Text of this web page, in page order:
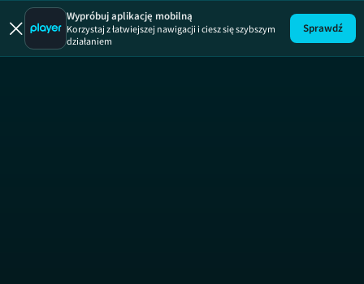
Wypróbuj aplikację mobilną
Korzystaj z łatwiejszej nawigacji i ciesz się szybszym
działaniem
Sprawdź